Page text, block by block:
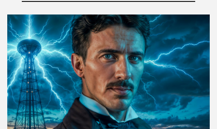
Dla Ciebie
KITy AVT
Kontakt
Newsletter
Magazyny